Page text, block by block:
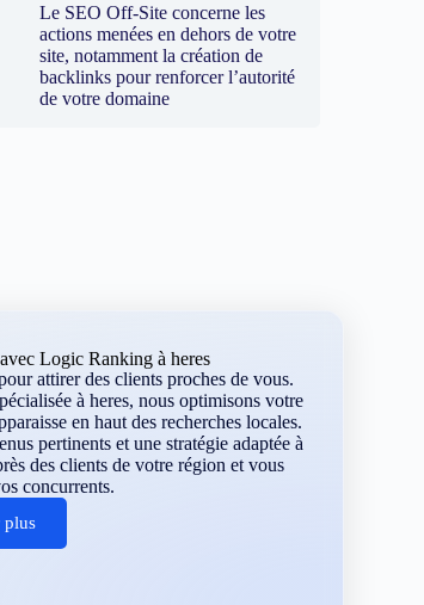
Le SEO Off-Site concerne les
actions menées en dehors de votre
site, notamment la création de
backlinks pour renforcer l’autorité
de votre domaine
Logic Ranking à heres
attirer des clients proches de vous.
à heres, nous optimisons votre
en haut des recherches locales.
pertinents et une stratégie adaptée à
des clients de votre région et vous
concurrents.
plus